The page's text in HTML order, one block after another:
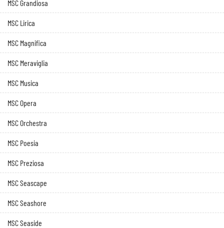
MSC Grandiosa
MSC Lirica
MSC Magnifica
MSC Meraviglia
MSC Musica
MSC Opera
MSC Orchestra
MSC Poesia
MSC Preziosa
MSC Seascape
MSC Seashore
MSC Seaside